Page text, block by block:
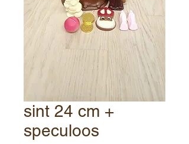
sint 24 cm +
speculoos